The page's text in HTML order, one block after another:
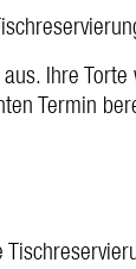
Ihre
Termin